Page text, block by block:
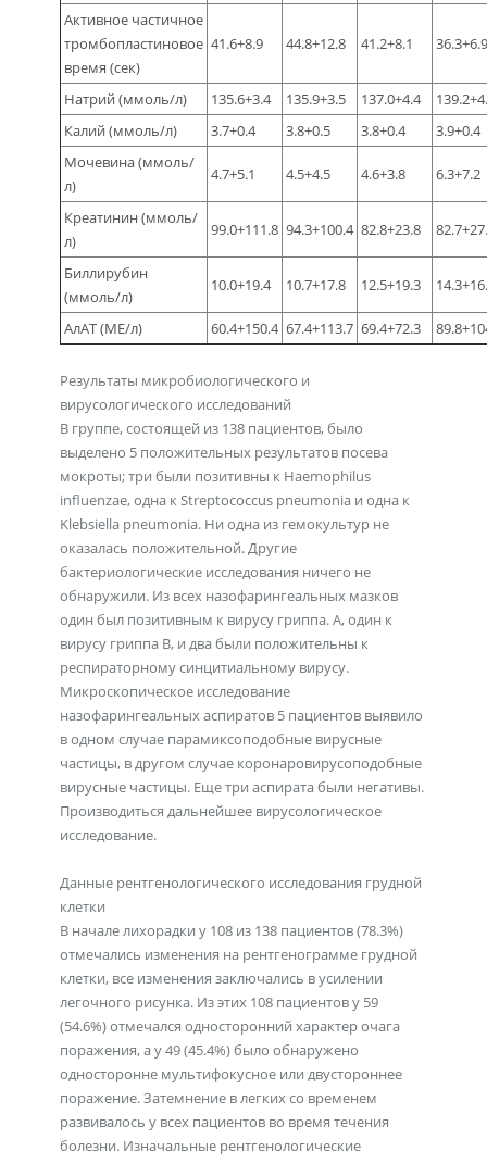
Активное частичное
тромбопластиновое
время (сек)
41.6+8.9 44.8+12.8 41.2+8.1 36.3+6.9
Натрий (ммоль/л) 135.6+3.4 135.9+3.5 137.0+4.4
Калий (ммоль/л)
3.7+0.4 3.8+0.5 3.8+0.4
3.9+0.4
Мочевина (ммоль/
л)
4.7+5.1 4.5+4.5 4.6+3.8 6.3+7.2
Креатинин (ммоль/
л)
99.0+111.8 94.3+100.4 82.8+23.8
Биллирубин
(ммоль/л)
10.0+19.4 10.7+17.8 12.5+19.3
АлАТ (МЕ/л) 60.4+150.4 67.4+113.7 69.4+72.3
Результаты микробиологического и
вирусологического исследований
В группе, состоящей из 138 пациентов, было
выделено 5 положительных результатов посева
мокроты; три были позитивны к Haemophilus
influenzae, одна к Streptococcus pneumonia и одна к
Klebsiella pneumonia. Ни одна из гемокультур не
оказалась положительной. Другие
бактериологические исследования ничего не
обнаружили. Из всех назофарингеальных мазков
один был позитивным к вирусу гриппа. А, один к
вирусу гриппа В, и два были положительны к
респираторному синцитиальному вирусу.
Микроскопическое исследование
назофарингеальных аспиратов 5 пациентов выявило
в одном случае парамиксоподобные вирусные
частицы, в другом случае коронаровирусоподобные
вирусные частицы. Еще три аспирата были негативы.
Производиться дальнейшее вирусологическое
исследование.
Данные рентгенологического исследования грудной
клетки
В начале лихорадки у 108 из 138 пациентов (78.3%)
отмечались изменения на рентгенограмме грудной
клетки, все изменения заключались в усилении
легочного рисунка. Из этих 108 пациентов у 59
(54.6%) отмечался односторонний характер очага
поражения, а у 49 (45.4%) было обнаружено
односторонне мультифокусное или двустороннее
поражение. Затемнение в легких со временем
развивалось у всех пациентов во время течения
болезни. Изначальные рентгенологические